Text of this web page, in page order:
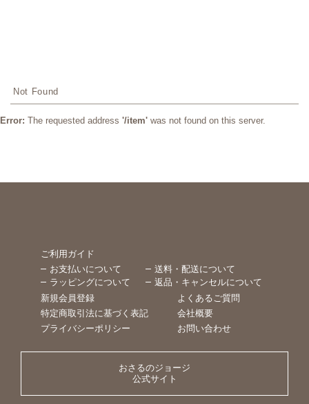
365CURIOUS
Not Found
Error: The requested address '/item' was not found on this server.
ご利用ガイド
お支払いについて
送料・配送について
ラッピングについて
返品・キャンセルについて
新規会員登録
よくあるご質問
特定商取引法に基づく表記
会社概要
プライバシーポリシー
お問い合わせ
おさるのジョージ
公式サイト